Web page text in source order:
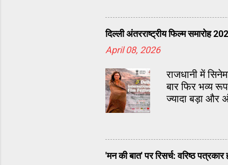
दिल्ली अंतरराष्ट्रीय फिल्म समारोह
April 08, 2026
राजधानी में
बार फिर भव्य
ज्यादा बड़ा और
'मन की बात' पर रिसर्च: वरिष्ठ